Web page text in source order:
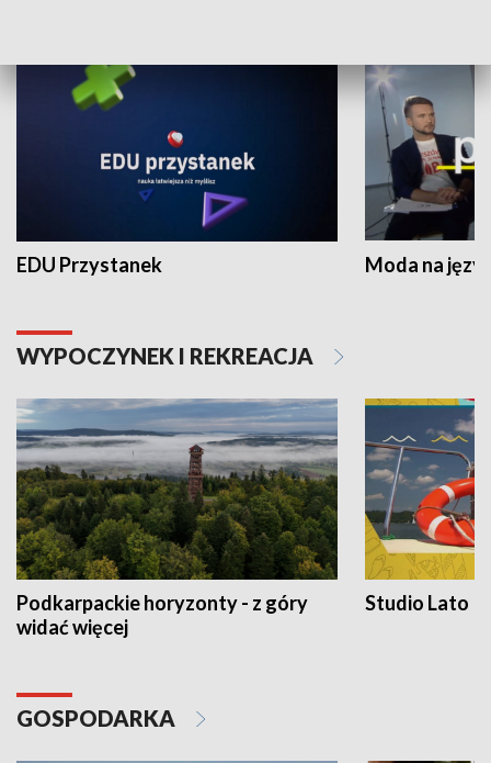
EDU Przystanek Moda na
WYPOCZYNEK I REKREACJA
Podkarpackie horyzonty - z góry
widać więcej
Studio Lato
GOSPODARKA